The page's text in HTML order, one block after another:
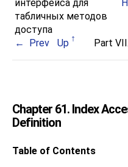
интерфейса для
табличных методов
доступа
Prev Up Part
Chapter 61. Index
Definition
Table of Contents